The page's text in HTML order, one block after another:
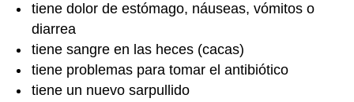
tiene dolor de estómago, náuseas, vómitos o
diarrea
tiene sangre en las heces (cacas)
tiene problemas para tomar el antibiótico
tiene un nuevo sarpullido